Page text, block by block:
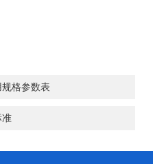
格参数表
准